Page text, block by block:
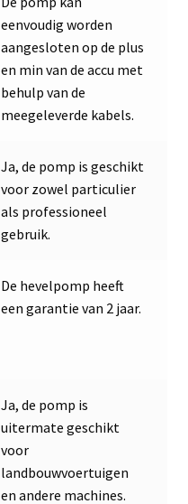
eenvoudig worden
aangesloten op de plus
en min van de accu met
behulp van de
meegeleverde kabels.
Ja, de pomp is geschikt
voor zowel particulier
als professioneel
gebruik.
De hevelpomp heeft
een garantie van 2 jaar.
Ja, de pomp is
uitermate geschikt
voor
landbouwvoertuigen
en andere machines.